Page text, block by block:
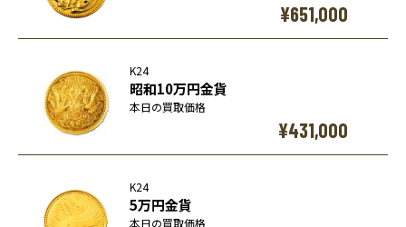
¥651,000
K24
昭和10万円金貨
本日の買取価格
¥431,000
K24
5万円金貨
本日の買取価格